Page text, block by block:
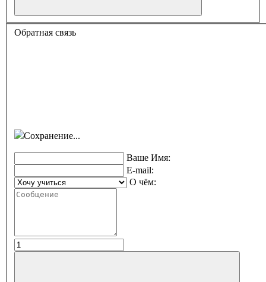
Обратная связь
Сохранение...
Ваше Имя:
E-mail:
О чём: